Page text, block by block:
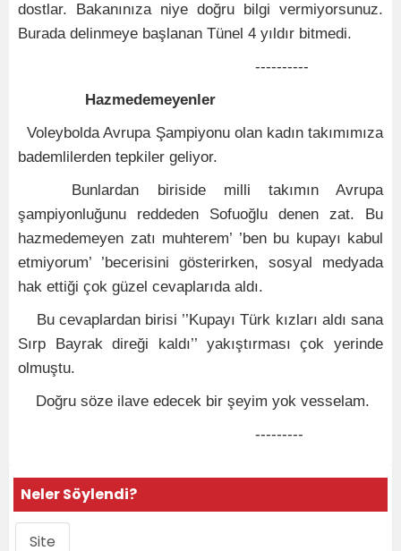
dostlar. Bakanınıza niye doğru bilgi vermiyorsunuz.
Burada delinmeye başlanan Tünel 4 yıldır bitmedi.
----------
Hazmedemeyenler
Voleybolda Avrupa Şampiyonu olan kadın takımımıza
bademlilerden tepkiler geliyor.
Bunlardan biriside milli takımın Avrupa
şampiyonluğunu reddeden Sofuoğlu denen zat. Bu
hazmedemeyen zatı muhterem’ ’ben bu kupayı kabul
etmiyorum’ ’becerisini gösterirken, sosyal medyada
hak ettiği çok güzel cevaplarıda aldı.
Bu cevaplardan birisi ’’Kupayı Türk kızları aldı sana
Sırp Bayrak direği kaldı’’ yakıştırması çok yerinde
olmuştu.
Doğru söze ilave edecek bir şeyim yok vesselam.
---------
Neler Söylendi?
Site